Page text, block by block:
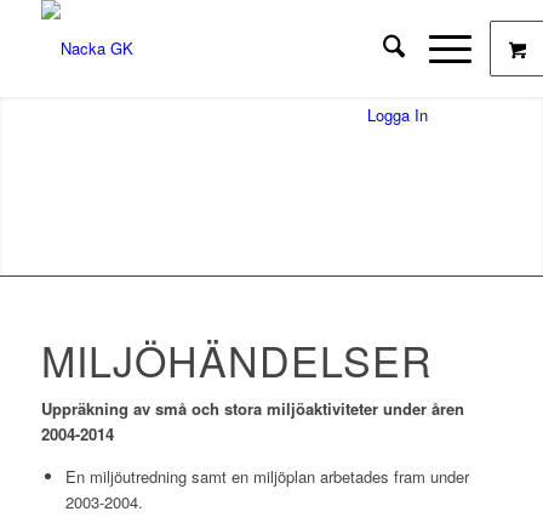
Logga In
MILJÖHÄNDELSER
Uppräkning av små och stora miljöaktiviteter under åren
2004-2014
En miljöutredning samt en miljöplan arbetades fram under
2003-2004.